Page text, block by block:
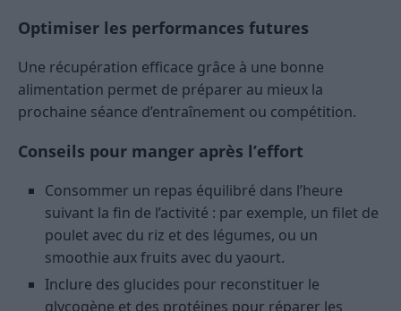
Optimiser les performances futures
Une récupération efficace grâce à une bonne
alimentation permet de préparer au mieux la
prochaine séance d’entraînement ou compétition.
Conseils pour manger après l’effort
Consommer un repas équilibré dans l’heure
suivant la fin de l’activité : par exemple, un filet de
poulet avec du riz et des légumes, ou un
smoothie aux fruits avec du yaourt.
Inclure des glucides pour reconstituer le
glycogène et des protéines pour réparer les